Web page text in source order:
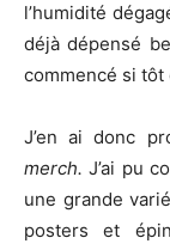
l’humidité
déjà dépensé
commencé si tôt
J’en ai donc
merch.J’ai pu
une grande
posters et